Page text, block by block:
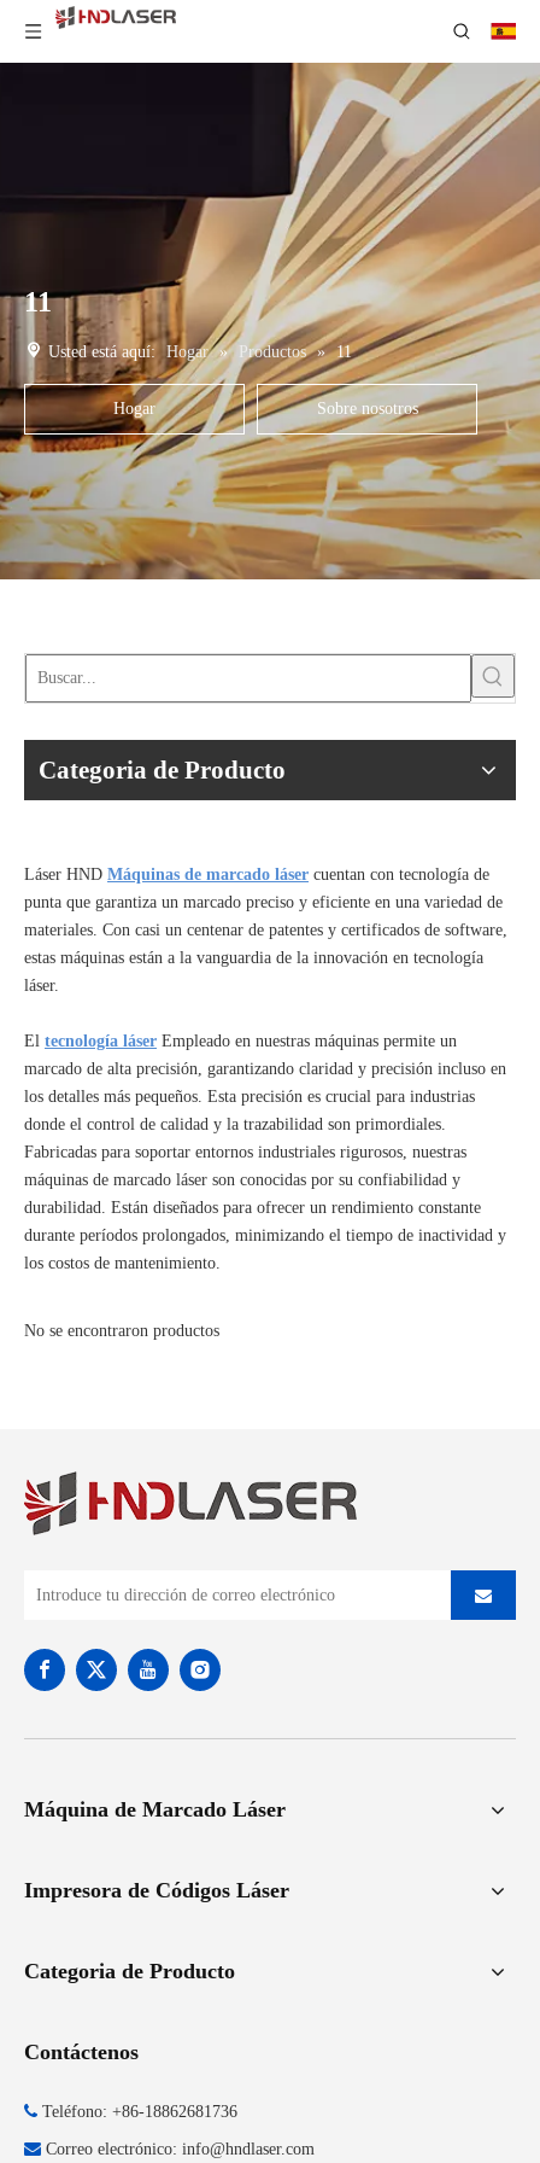
11
Usted está aquí: Hogar » Productos » 11
Hogar Sobre nosotros
Categoria de Producto
Láser HND Máquinas de marcado láser cuentan con tecnología de
punta que garantiza un marcado preciso y eficiente en una variedad de
materiales. Con casi un centenar de patentes y certificados de software,
estas máquinas están a la vanguardia de la innovación en tecnología
láser.
El tecnología láser Empleado en nuestras máquinas permite un
marcado de alta precisión, garantizando claridad y precisión incluso en
los detalles más pequeños. Esta precisión es crucial para industrias
donde el control de calidad y la trazabilidad son primordiales.
Fabricadas para soportar entornos industriales rigurosos, nuestras
máquinas de marcado láser son conocidas por su confiabilidad y
durabilidad. Están diseñados para ofrecer un rendimiento constante
durante períodos prolongados, minimizando el tiempo de inactividad y
los costos de mantenimiento.
No se encontraron productos
Máquina de Marcado Láser
Impresora de Códigos Láser
Categoria de Producto
Contáctenos
 Teléfono: +86-18862681736
 Correo electrónico: info@hndlaser.com